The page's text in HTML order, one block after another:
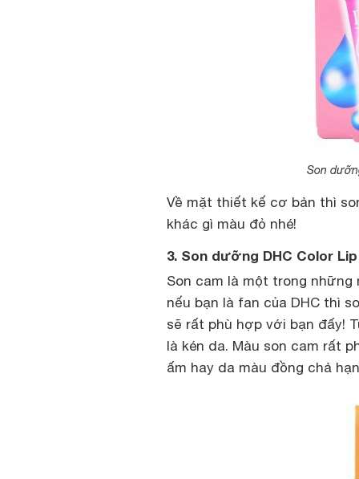
Son
Về mặt thiết kế cơ bản thì
khác gì màu đỏ nhé!
3. Son dưỡng DHC Color
Son cam là một trong những
nếu bạn là fan của DHC thì
sẽ rất phù hợp với bạn đấy!
là kén da. Màu son cam rất
ấm hay da màu đồng chả